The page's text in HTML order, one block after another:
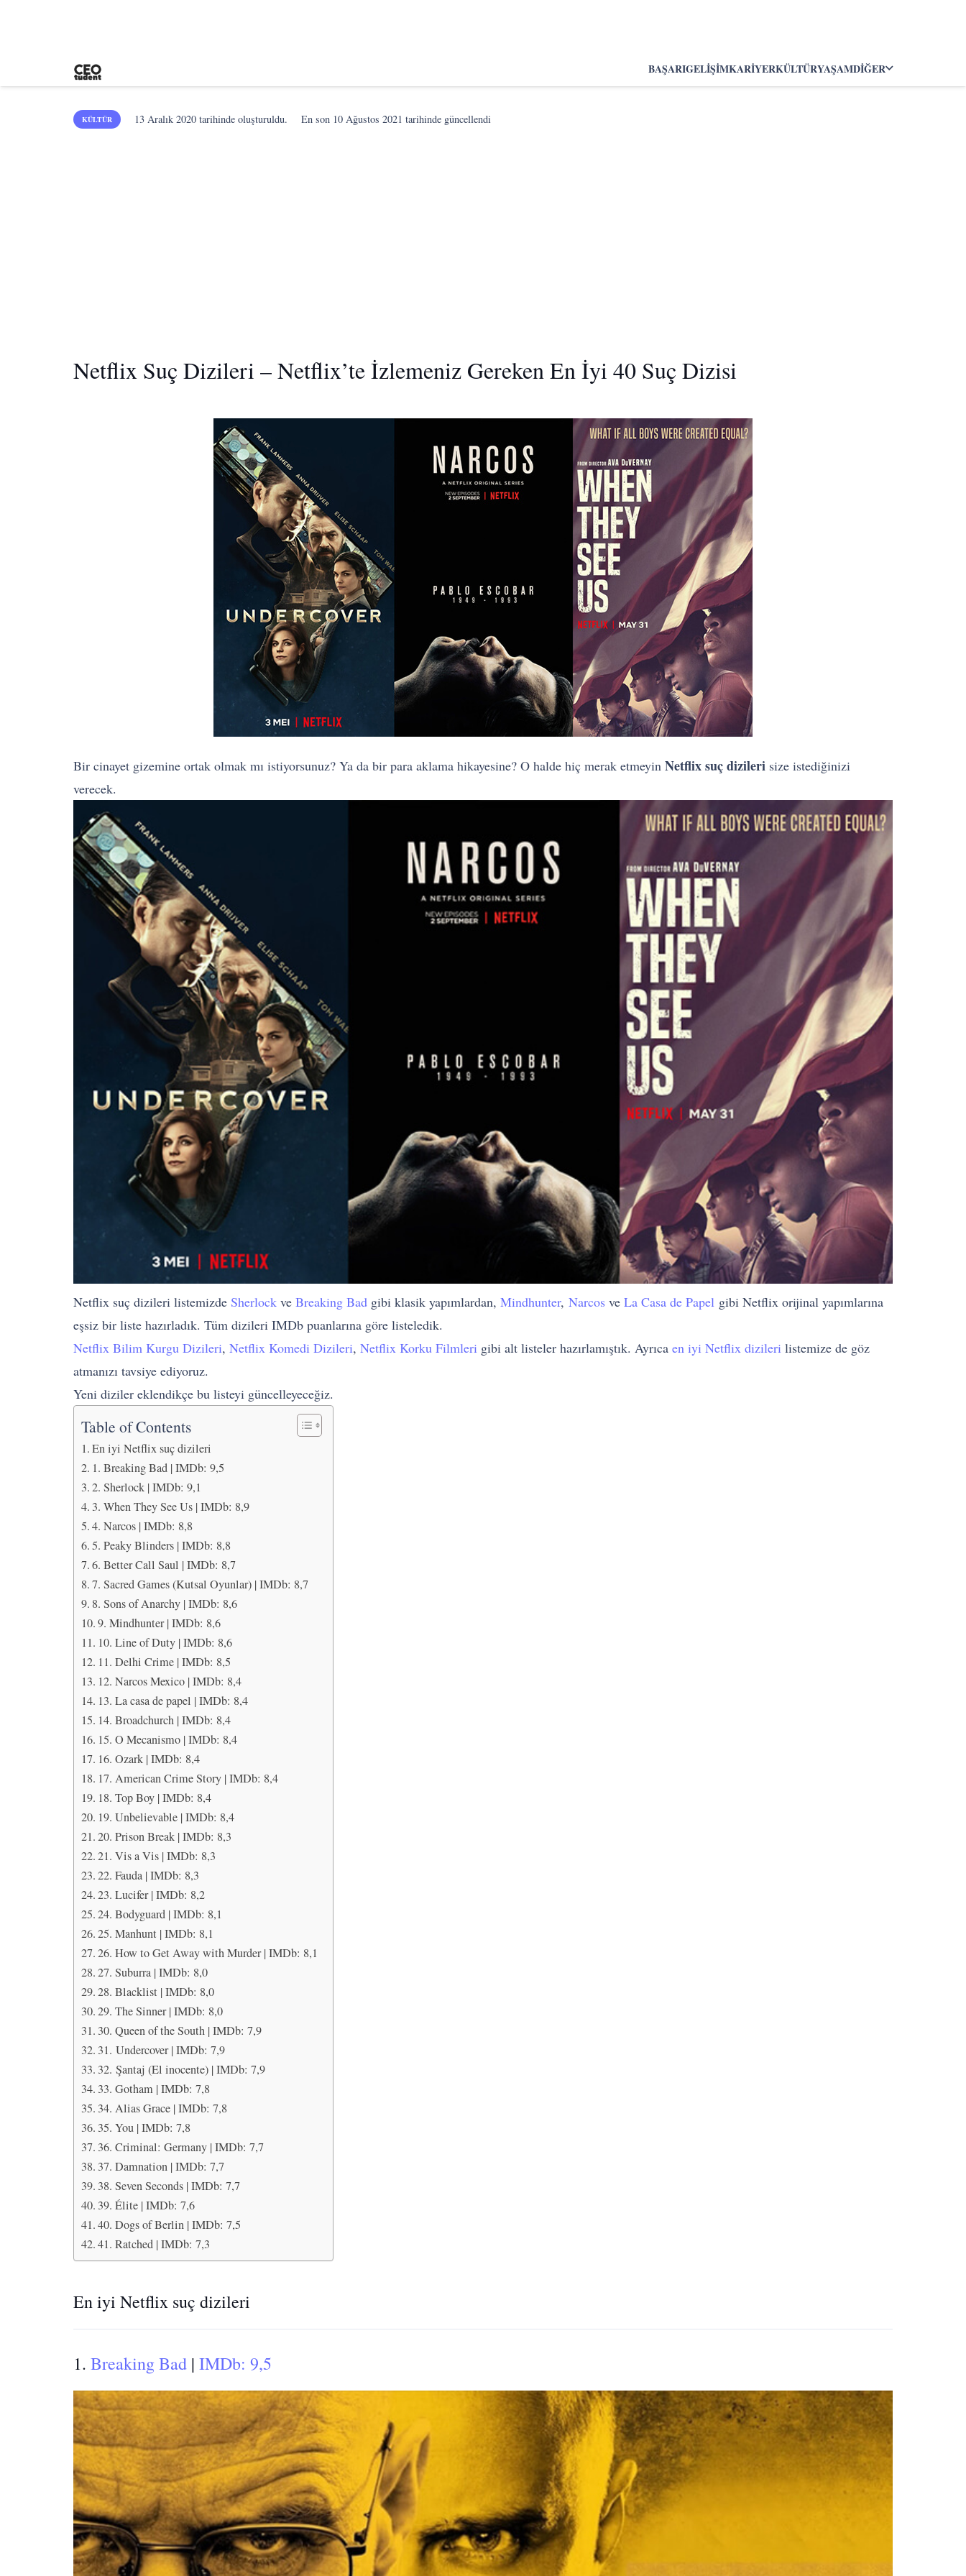
BAŞARIGELIŞIMKARIYERKÜLTÜRYAŞAMDIĞER
KÜLTÜR 13 Aralık 2020 tarihinde oluşturuldu. En son 10 Ağustos 2021 tarihinde güncellendi
Netflix Suç Dizileri – Netflix’te İzlemeniz Gereken En İyi 40 Suç Dizisi
Bir cinayet gizemine ortak olmak mı istiyorsunuz? Ya da bir para aklama hikayesine? O halde hiç merak etmeyin Netflix suç dizileri size istediğinizi
verecek.
Netflix suç dizileri listemizde Sherlock ve Breaking Bad gibi klasik yapımlardan, Mindhunter, Narcos ve La Casa de Papel gibi Netflix orijinal yapımlarına
eşsiz bir liste hazırladık. Tüm dizileri IMDb puanlarına göre listeledik.
Netflix Bilim Kurgu Dizileri, Netflix Komedi Dizileri, Netflix Korku Filmleri gibi alt listeler hazırlamıştık. Ayrıca en iyi Netflix dizileri listemize de göz
atmanızı tavsiye ediyoruz.
Yeni diziler eklendikçe bu listeyi güncelleyeceğiz.
Table of Contents
En iyi Netflix suç dizileri
1. Breaking Bad | IMDb: 9,5
2. Sherlock | IMDb: 9,1
3. When They See Us | IMDb: 8,9
4. Narcos | IMDb: 8,8
5. Peaky Blinders | IMDb: 8,8
6. Better Call Saul | IMDb: 8,7
7. Sacred Games (Kutsal Oyunlar) | IMDb: 8,7
8. Sons of Anarchy | IMDb: 8,6
9. Mindhunter | IMDb: 8,6
10. Line of Duty | IMDb: 8,6
11. Delhi Crime | IMDb: 8,5
12. Narcos Mexico | IMDb: 8,4
13. La casa de papel | IMDb: 8,4
14. Broadchurch | IMDb: 8,4
15. O Mecanismo | IMDb: 8,4
16. Ozark | IMDb: 8,4
17. American Crime Story | IMDb: 8,4
18. Top Boy | IMDb: 8,4
19. Unbelievable | IMDb: 8,4
20. Prison Break | IMDb: 8,3
21. Vis a Vis | IMDb: 8,3
22. Fauda | IMDb: 8,3
23. Lucifer | IMDb: 8,2
24. Bodyguard | IMDb: 8,1
25. Manhunt | IMDb: 8,1
26. How to Get Away with Murder | IMDb: 8,1
27. Suburra | IMDb: 8,0
28. Blacklist | IMDb: 8,0
29. The Sinner | IMDb: 8,0
30. Queen of the South | IMDb: 7,9
31. Undercover | IMDb: 7,9
32. Şantaj (El inocente) | IMDb: 7,9
33. Gotham | IMDb: 7,8
34. Alias Grace | IMDb: 7,8
35. You | IMDb: 7,8
36. Criminal: Germany | IMDb: 7,7
37. Damnation | IMDb: 7,7
38. Seven Seconds | IMDb: 7,7
39. Élite | IMDb: 7,6
40. Dogs of Berlin | IMDb: 7,5
41. Ratched | IMDb: 7,3
En iyi Netflix suç dizileri
1. Breaking Bad | IMDb: 9,5